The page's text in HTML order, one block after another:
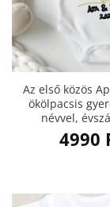
Az első közös
ökölpacsis
névvel,
4990